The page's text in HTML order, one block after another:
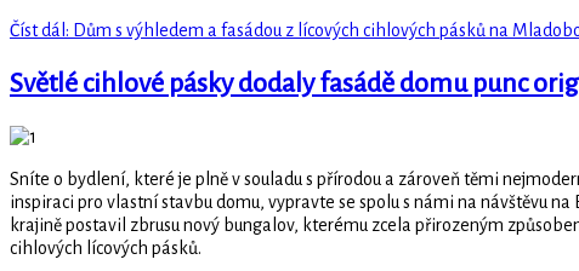
Číst dál: Dům s výhledem a fasádou z lícových cihlových pásků na
Světlé cihlové pásky dodaly fasádě domu punc
Sníte o bydlení, které je plně v souladu s přírodou a zároveň těmi
inspiraci pro vlastní stavbu domu, vypravte se spolu s námi na návštěvu
krajině postavil zbrusu nový bungalov, kterému zcela přirozeným
cihlových lícových pásků.